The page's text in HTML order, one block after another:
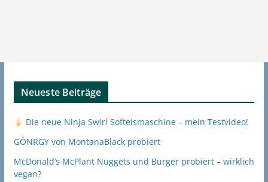
Neueste Beiträge
Die neue Ninja Swirl Softeismaschine – mein Testvideo!
GÖNRGY von MontanaBlack probiert
McDonald’s McPlant Nuggets und Burger probiert – wirklich
vegan?